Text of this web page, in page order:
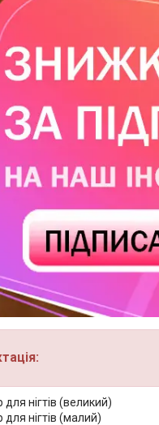
для нігтів (великий)
для нігтів (малий)